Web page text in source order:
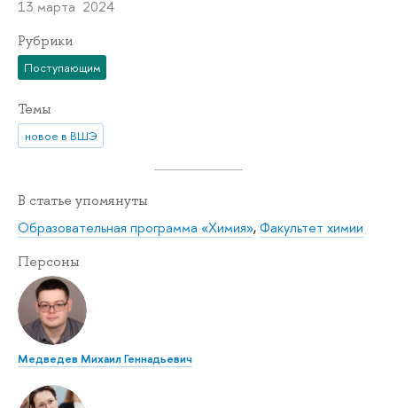
13 марта 2024
Рубрики
Поступающим
Темы
новое в ВШЭ
В статье упомянуты
Образовательная программа «Химия»,Факультет химии
Персоны
Медведев Михаил Геннадьевич